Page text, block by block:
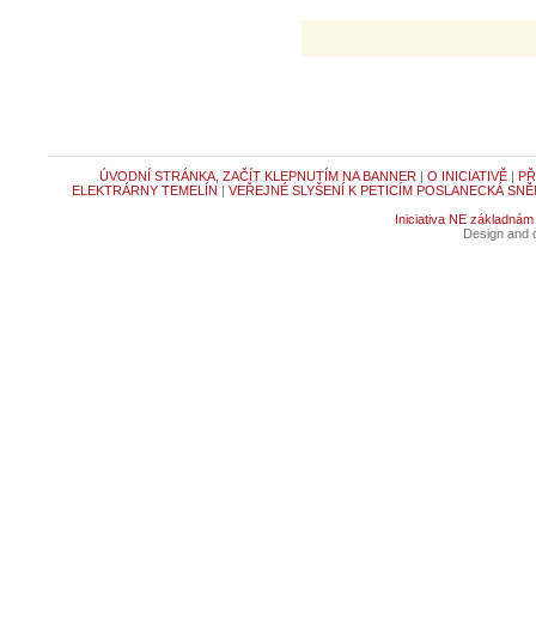
ÚVODNÍ STRÁNKA, ZAČÍT KLEPNUTÍM NA BANNER | O INICIATIVĚ|
ELEKTRÁRNY TEMELÍN | VEŘEJNÉ SLYŠENÍ K PETICÍM POSLANECKÁ
Iniciativa NE základnám
Design and